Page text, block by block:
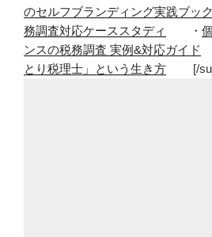
のセルフブランディング実践ブック
務調査対応ケーススタディ
・
ンスの税務調査 実例&対応ガイド
とり税理士」という生き方 [/